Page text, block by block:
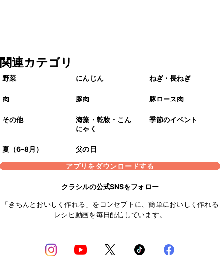
関連カテゴリ
野菜 にんじん ねぎ・長ねぎ
肉 豚肉 豚ロース肉
その他
海藻・乾物・こん
にゃく
季節のイベント
夏（6–8月）
父の日
アプリをダウンロードする
クラシルの公式SNSをフォロー
「きちんとおいしく作れる」をコンセプトに、簡単においしく作れる
レシピ動画を毎日配信しています。